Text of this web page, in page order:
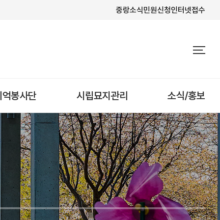
중랑소식민원신청인터넷접수
봉사단 시립묘지관리 소식/홍보